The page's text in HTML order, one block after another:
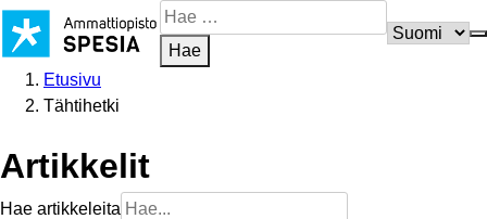
Siirry
sisältöön
Hae
sivustosta
Hae
Etusivu
Tähtihetki
Artikkelit
Hae artikkeleita